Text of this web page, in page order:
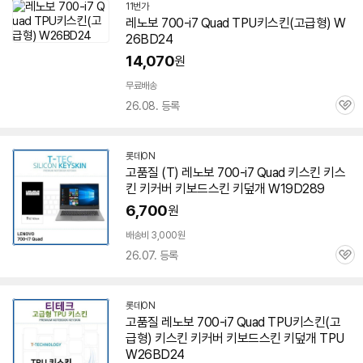
11번가
레노보 700-i7 Quad TPU키스킨(고급형) W
26BD24
14,070원
무료배송
26.08. 등록
관
롯데ON
고품질 (T) 레노보 700-i7 Quad 키스킨 키스
킨 키커버 키보드스킨 키덮개 W19D289
6,700원
배송비 3,000원
26.07. 등록
관
롯데ON
고품질 레노보 700-i7 Quad TPU키스킨(고
급형) 키스킨 키커버 키보드스킨 키덮개 TPU
W26BD24